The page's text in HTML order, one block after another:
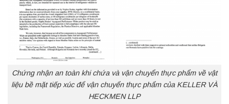
Chứng nhận an toàn khi chứa và vận chuyển thực phẩm về vật
liệu bề mặt tiếp xúc để vận chuyển thực phẩm của KELLER VÀ
HECKMEN LLP